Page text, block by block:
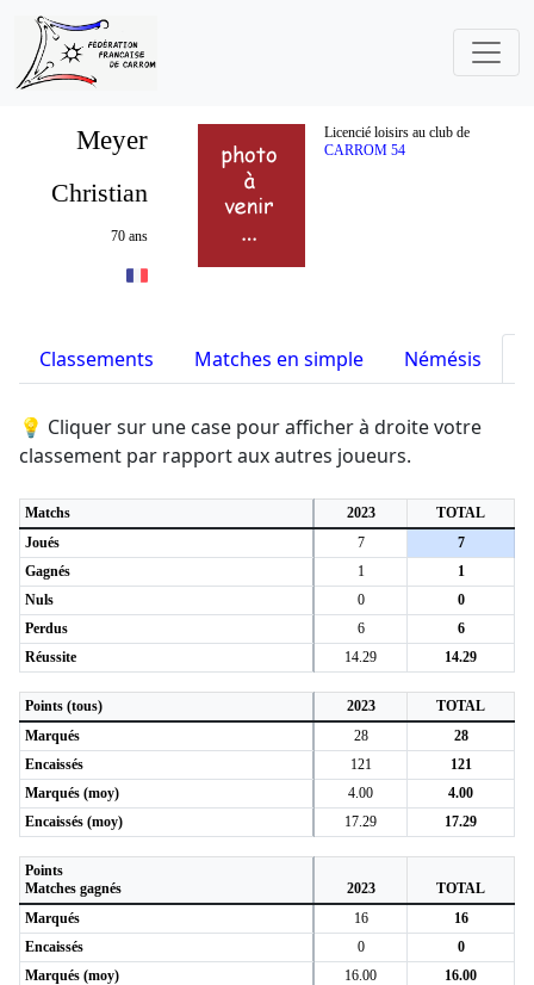
Meyer
Licencié loisirs au club de
CARROM 54
Christian
70 ans
Classements Matches en simple Némésis
💡 Cliquer sur une case pour afficher à droite votre
classement par rapport aux autres joueurs.
Matchs 2023
TOTAL
Joués
7
7
Gagnés
1
1
Nuls
0
0
Perdus
6
6
Réussite
14.29 14.29
Points (tous) 2023
TOTAL
Marqués
28
28
Encaissés
121
121
Marqués (moy)
4.00
4.00
Encaissés (moy)
17.29 17.29
Points
Matches gagnés
2023
TOTAL
Marqués
16
16
Encaissés
0
0
Marqués (moy)
16.00
16.00